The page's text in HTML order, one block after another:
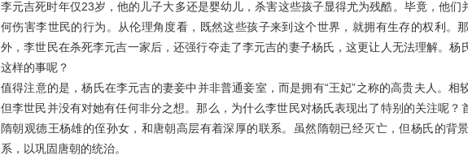
李元吉死时年仅23岁，他的儿子大多还是婴幼儿，杀害这些孩子显得尤为残酷。毕竟，他
何伤害李世民的行为。从伦理角度看，既然这些孩子来到这个世界，就拥有生存的权利。
外，李世民在杀死李元吉一家后，还强行夺走了李元吉的妻子杨氏，这更让人无法理解。杨
这样的事呢？
值得注意的是，杨氏在李元吉的妻妾中并非普通妾室，而是拥有“王妃”之称的高贵夫人。相
但李世民并没有对她有任何非分之想。那么，为什么李世民对杨氏表现出了特别的关注呢？
隋朝观德王杨雄的侄孙女，和唐朝高层有着深厚的联系。虽然隋朝已经灭亡，但杨氏的背
系，以巩固唐朝的统治。